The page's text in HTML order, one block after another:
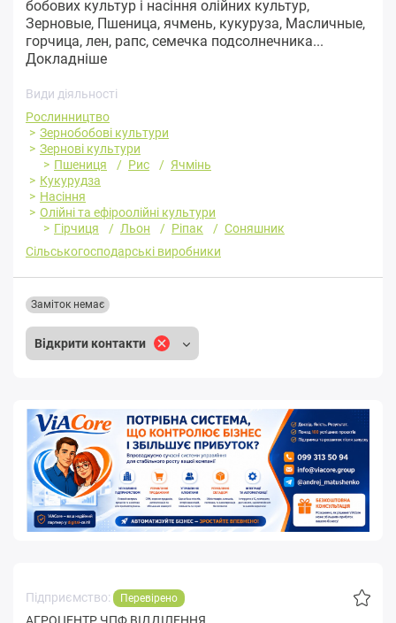
бобових культур і насіння олійних культур,
Зерновые, Пшеница, ячмень, кукуруза, Масличные,
горчица, лен, рапс, семечка подсолнечника...
Докладніше
Види діяльності
Рослинництво
Зернобобові культури
Зернові культури
Пшениця
Рис
Ячмінь
Кукурудза
Насіння
Олійні та ефіроолійні культури
Гірчиця
Льон Ріпак
Соняшник
Сільськогосподарські виробники
Відкрити контакти
Заміток немає
Підприємство: Перевірено